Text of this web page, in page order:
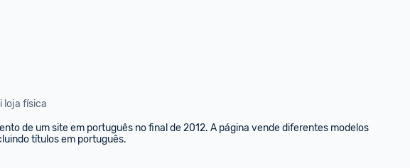
loja física
de um site em português no final de 2012. A página vende diferentes modelos
títulos em português.